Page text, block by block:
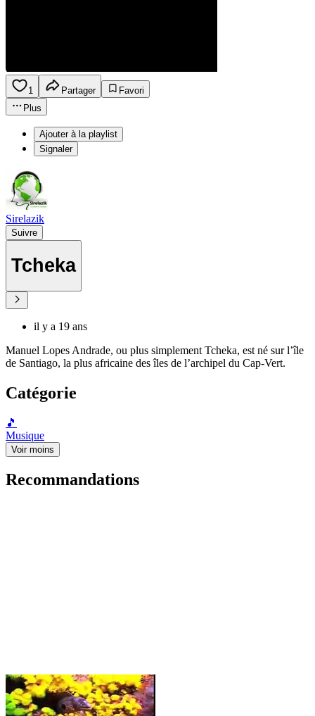
1 Partager
Favori
Plus
Ajouter à la playlist
Signaler
Sirelazik
Suivre
Tcheka
il y a 19 ans
Manuel Lopes Andrade, ou plus simplement Tcheka, est né sur l’île
de Santiago, la plus africaine des îles de l’archipel du Cap-Vert.
Catégorie
🎵
Musique
Voir moins
Recommandations